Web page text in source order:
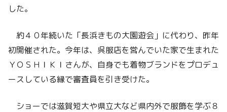
した。
約４０年続いた「長浜きもの大園遊会」に代わり、昨年
初開催された。今年は、呉服店を営んでいた家で生まれた
ＹＯＳＨＩＫＩさんが、自身でも着物ブランドをプロデュ
ースしている縁で審査員を引き受けた。
ショーでは滋賀短大や県立大など県内外で服飾を学ぶ８